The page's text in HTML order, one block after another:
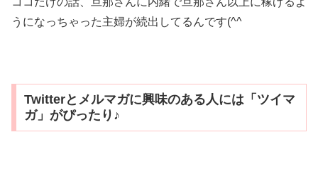
うになっちゃった主婦が続出してるんです(^^ゞ
Twitterとメルマガに興味のある人には「ツイマ
ガ」がぴったり♪